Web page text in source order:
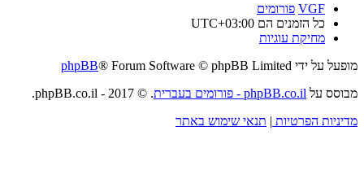
VGF פורומים
כל הזמנים הם UTC+03:00
מחיקת עוגיות
מופעל על ידי
phpBB® Forum Software © phpBB Limited
מבוסס על phpBB.co.il - פורומים בעברית
. © 2017 - phpBB.co.il.
מדיניות הפרטיות | תנאי שימוש באתר